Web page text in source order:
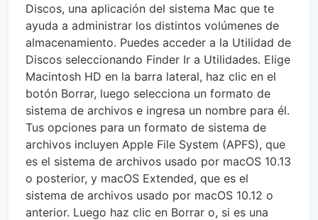
Discos, una aplicación del sistema Mac que te
ayuda a administrar los distintos volúmenes de
almacenamiento. Puedes acceder a la Utilidad de
Discos seleccionando Finder Ir a Utilidades. Elige
Macintosh HD en la barra lateral, haz clic en el
botón Borrar, luego selecciona un formato de
sistema de archivos e ingresa un nombre para él.
Tus opciones para un formato de sistema de
archivos incluyen Apple File System (APFS), que
es el sistema de archivos usado por macOS 10.13
o posterior, y macOS Extended, que es el
sistema de archivos usado por macOS 10.12 o
anterior. Luego haz clic en Borrar o, si es una